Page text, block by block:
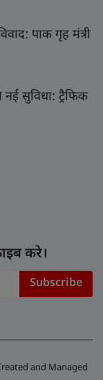
पाक गृह मंत्री
नई सुविधा: ट्रैफिक
करे।
Subscribe
and Managed